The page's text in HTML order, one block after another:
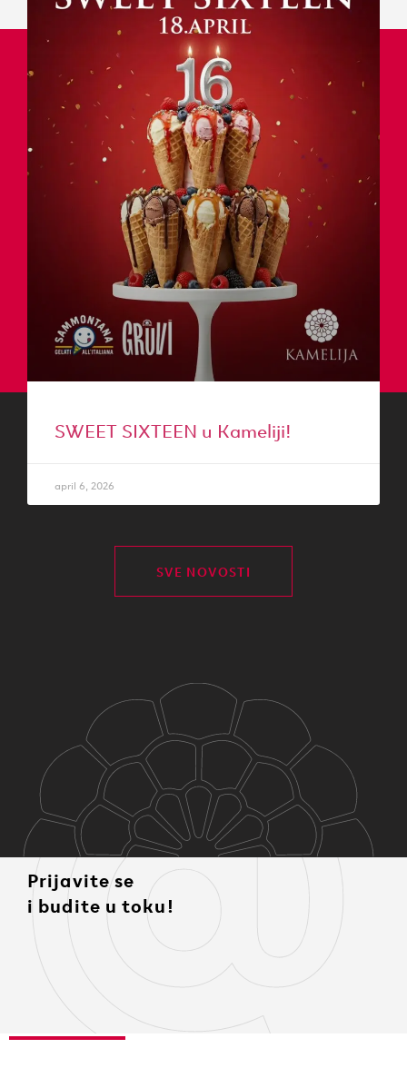
SWEET SIXTEEN u Kameliji!
april 6, 2026
SVE NOVOSTI
Prijavite se
i budite u toku!